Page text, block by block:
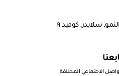
,سلايدر,كوفيد ١٩
الاجتماعي المختلفة